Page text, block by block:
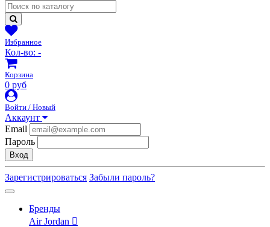
Избранное
Кол-во: -
Корзина
0 руб
Войти / Новый
Аккаунт
Email
Пароль
Вход
Зарегистрироваться Забыли пароль?
Бренды
Air Jordan